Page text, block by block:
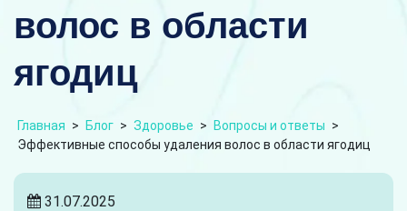
волос в области
ягодиц
Главная > Блог > Здоровье > Вопросы и ответы >
Эффективные способы удаления волос в области ягодиц
31.07.2025